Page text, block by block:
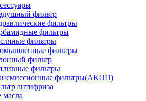
фильтр
фильтры
фильтры
фильтры
фильтры
фильтр
фильтры
фильтры(АКПП)
антифриза